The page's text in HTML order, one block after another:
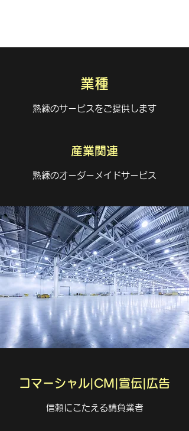
業種
熟練のサービスをご提供します
産業関連
熟練のオーダーメイドサービス
コマーシャル|CM|宣伝|広告
信頼にこたえる請負業者